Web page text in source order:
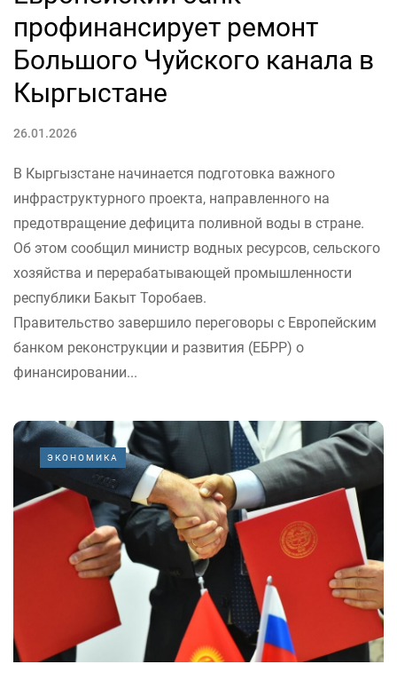
профинансирует ремонт
Большого Чуйского канала в
Кыргыстане
26.01.2026
В Кыргызстане начинается подготовка важного
инфраструктурного проекта, направленного на
предотвращение дефицита поливной воды в стране.
Об этом сообщил министр водных ресурсов, сельского
хозяйства и перерабатывающей промышленности
республики Бакыт Торобаев.
Правительство завершило переговоры с Европейским
банком реконструкции и развития (ЕБРР) о
финансировании...
ЭКОНОМИКА